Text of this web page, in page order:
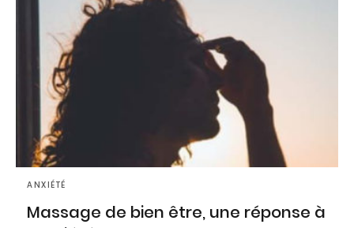
ANXIÉTÉ
Massage de bien être, une réponse à